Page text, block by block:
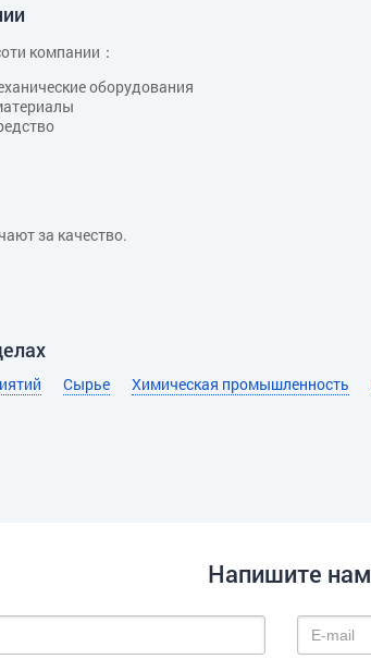
компании：
оборудования
за качество.
Сырье Химическая промышленность
Напишите нам